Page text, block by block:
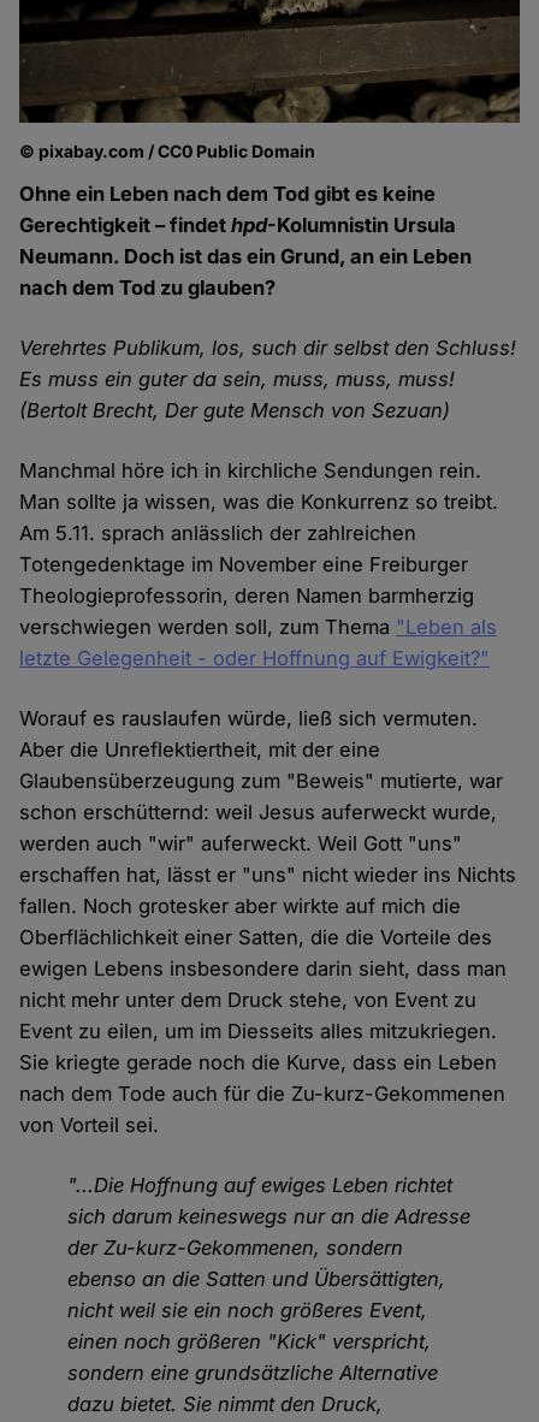
© pixabay.com / CC0 Public Domain
Ohne ein Leben nach dem Tod gibt es keine
Gerechtigkeit – findethpd-Kolumnistin Ursula
Neumann. Doch ist das ein Grund, an ein Leben
nach dem Tod zu glauben?
Verehrtes Publikum, los, such dir selbst den Schluss!
Es muss ein guter da sein, muss, muss, muss!
(Bertolt Brecht, Der gute Mensch von Sezuan)
Manchmal höre ich in kirchliche Sendungen rein.
Man sollte ja wissen, was die Konkurrenz so treibt.
Am 5.11. sprach anlässlich der zahlreichen
Totengedenktage im November eine Freiburger
Theologieprofessorin, deren Namen barmherzig
verschwiegen werden soll, zum Thema "Leben als
letzte Gelegenheit - oder Hoffnung auf Ewigkeit?"
Worauf es rauslaufen würde, ließ sich vermuten.
Aber die Unreflektiertheit, mit der eine
Glaubensüberzeugung zum "Beweis" mutierte, war
schon erschütternd: weil Jesus auferweckt wurde,
werden auch "wir" auferweckt. Weil Gott "uns"
erschaffen hat, lässt er "uns" nicht wieder ins Nichts
fallen. Noch grotesker aber wirkte auf mich die
Oberflächlichkeit einer Satten, die die Vorteile des
ewigen Lebens insbesondere darin sieht, dass man
nicht mehr unter dem Druck stehe, von Event zu
Event zu eilen, um im Diesseits alles mitzukriegen.
Sie kriegte gerade noch die Kurve, dass ein Leben
nach dem Tode auch für die Zu-kurz-Gekommenen
von Vorteil sei.
"...Die Hoffnung auf ewiges Leben richtet
sich darum keineswegs nur an die Adresse
der Zu-kurz-Gekommenen, sondern
ebenso an die Satten und Übersättigten,
nicht weil sie ein noch größeres Event,
einen noch größeren "Kick" verspricht,
sondern eine grundsätzliche Alternative
dazu bietet. Sie nimmt den Druck,